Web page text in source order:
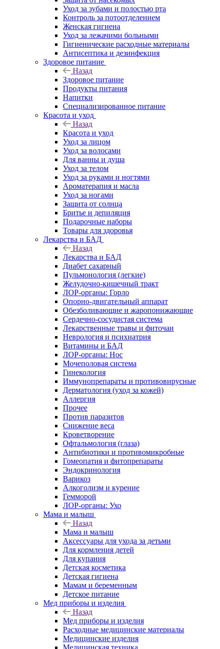
Уход за зубами и полостью рта
Контроль за потоотделением
Женская гигиена
Уход за лежачими больными
Гигиенические расходные материалы
Антисептика и дезинфекция
Здоровое питание
Назад
Здоровое питание
Продукты питания
Напитки
Специализированное питание
Красота и уход
Назад
Красота и уход
Уход за лицом
Уход за волосами
Для ванны и душа
Уход за телом
Уход за руками и ногтями
Ароматерапия и масла
Уход за ногами
Защита от солнца
Бритье и депиляция
Подарочные наборы
Товары для здоровья
Лекарства и БАД
Назад
Лекарства и БАД
Диабет сахарный
Пульмонология (легкие)
Желудочно-кишечный тракт
ЛОР-органы: Горло
Опорно-двигательный аппарат
Обезболивающие и жаропонижающие
Сердечно-сосудистая система
Лекарственные травы и фиточаи
Неврология и психиатрия
Витамины и БАД
ЛОР-органы: Нос
Мочеполовая система
Гинекология
Иммунопрепараты и противовирусные
Дерматология (уход за кожей)
Аллергия
Прочее
Против паразитов
Снижение веса
Кроветворение
Офтальмология (глаза)
Антибиотики и противомикробные
Гомеопатия и фитопрепараты
Эндокринология
Варикоз
Алкоголизм и курение
Гемморой
ЛОР-органы: Ухо
Мама и малыш
Назад
Мама и малыш
Аксессуары для ухода за детьми
Для кормления детей
Для купания
Детская косметика
Детская гигиена
Мамам и беременным
Детское питание
Мед приборы и изделия
Назад
Мед приборы и изделия
Расходные медицинские материалы
Медицинские изделия
Медицинская техника